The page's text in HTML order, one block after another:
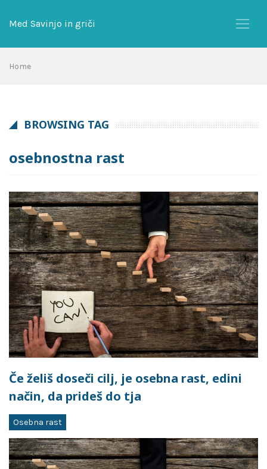
Med Savinjo in griči
Home
BROWSING TAG
osebnostna rast
Če želiš doseči cilj, je osebna rast, edini
način, da prideš do tja
Osebna rast